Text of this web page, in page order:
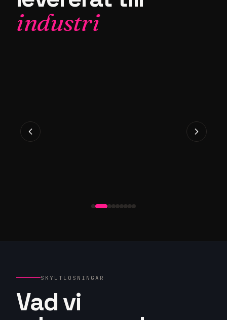
industri